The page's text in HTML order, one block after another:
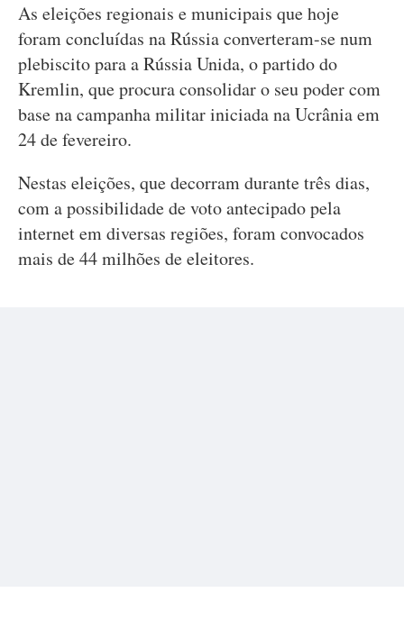
As eleições regionais e municipais que hoje
foram concluídas na Rússia converteram-se num
plebiscito para a Rússia Unida, o partido do
Kremlin, que procura consolidar o seu poder com
base na campanha militar iniciada na Ucrânia em
24 de fevereiro.
Nestas eleições, que decorram durante três dias,
com a possibilidade de voto antecipado pela
internet em diversas regiões, foram convocados
mais de 44 milhões de eleitores.